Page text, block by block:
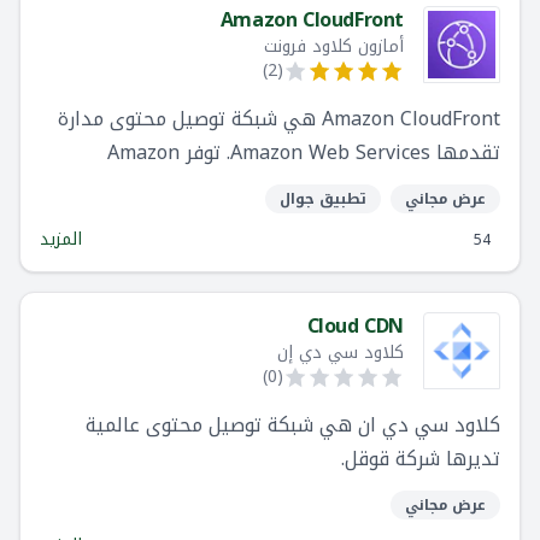
Amazon CloudFront
أمازون كلاود فرونت
(
2
)
Amazon CloudFront هي شبكة توصيل محتوى مدارة
تقدمها Amazon Web Services. توفر Amazon
CloudFront شبكة موزعة عالميًا من الخوادم الوكيلة
التي تخزن المحتوى مؤقتًا ، مثل ملفات مواقع الويب أو
مقاطع فيديو أو الوسائط الضخمة الأخرى ، وتكامل
بشكل سلس مع خدمات AWS الأخرى مثل Amazon S3 و
Route53.
عرض مجاني
تطبيق جوال
54
المزيد
Cloud CDN
كلاود سي دي إن
(
0
)
كلاود سي دي ان هي شبكة توصيل محتوى عالمية
تديرها شركة قوقل.
عرض مجاني